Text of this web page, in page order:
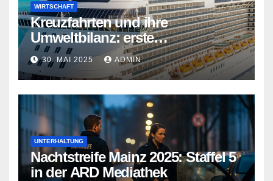
WIRTSCHAFT
Kreuzfahrten und ihre
Umweltbilanz: erste
Kreuzfahrtschiffe gehen neue
Wege
30. MAI 2025 ADMIN
UNTERHALTUNG
Nachtstreife Mainz 2025: Staffel 5
in der ARD Mediathek